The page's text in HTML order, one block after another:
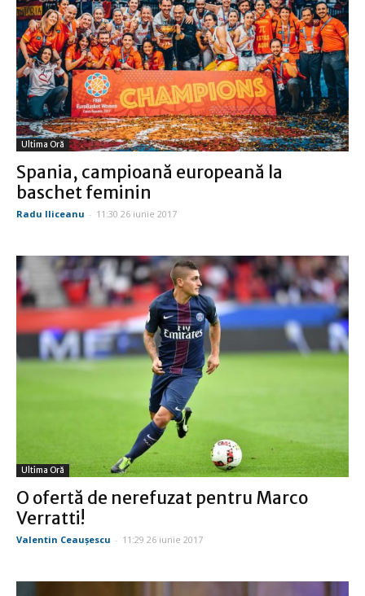
Ultima Oră
Spania, campioană europeană la
baschet feminin
Radu Iliceanu - 11:30 26 iunie 2017
Ultima Oră
O ofertă de nerefuzat pentru Marco
Verratti!
Valentin Ceauşescu - 11:29 26 iunie 2017